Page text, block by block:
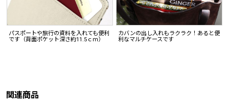
パスポートや旅行の資料を入れても便利
です（背面ポケット深さ約11.5ｃｍ）
カバンの出し入れもラクラク！あると便
利なマルチケースです
関連商品